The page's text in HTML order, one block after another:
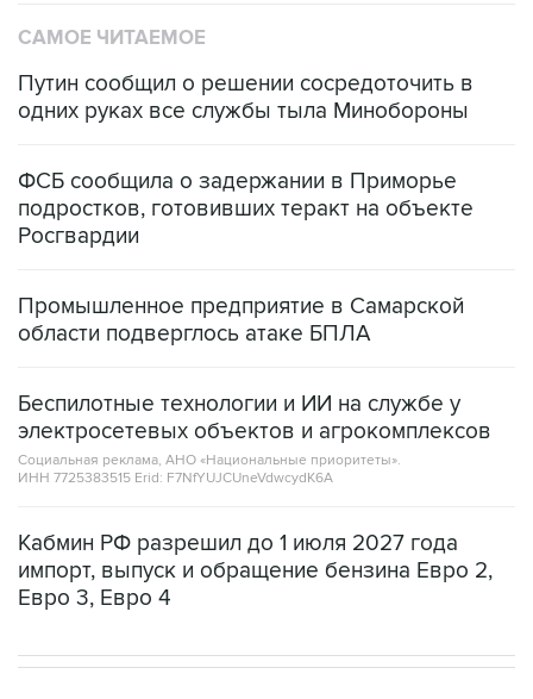
САМОЕ ЧИТАЕМОЕ
Путин сообщил о решении сосредоточить в
одних руках все службы тыла Минобороны
ФСБ сообщила о задержании в Приморье
подростков, готовивших теракт на объекте
Росгвардии
Промышленное предприятие в Самарской
области подверглось атаке БПЛА
Беспилотные технологии и ИИ на службе у
электросетевых объектов и агрокомплексов
Социальная реклама, АНО «Национальные приоритеты».
ИНН 7725383515 Erid: F7NfYUJCUneVdwcydK6A
Кабмин РФ разрешил до 1 июля 2027 года
импорт, выпуск и обращение бензина Евро 2,
Евро 3, Евро 4